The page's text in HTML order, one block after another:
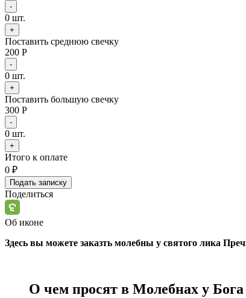
-
0 шт.
+
Поставить среднюю свечку
200 Р
-
0 шт.
+
Поставить большую свечку
300 Р
-
0 шт.
+
Итого к оплате
0 ₽
Подать записку
Поделиться
Об иконе
Здесь вы можете заказть молебны у святого лика
О чем просят в Молебнах у